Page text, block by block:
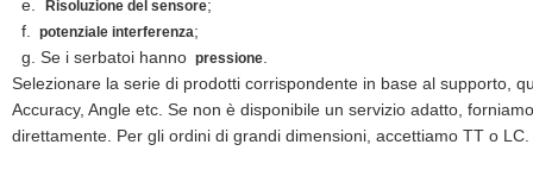
e.
Risoluzione del sensore;
f.
potenziale interferenza;
g. Se i serbatoi hanno pressione.
Selezionare la serie di prodotti corrispondente in base al supporto,
Accuracy, Angle etc. Se non è disponibile un servizio adatto,
direttamente. Per gli ordini di grandi dimensioni, accettiamo TT o